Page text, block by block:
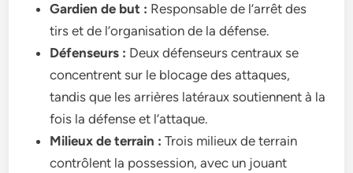
Gardien de but : Responsable de l’arrêt des
tirs et de l’organisation de la défense.
Défenseurs : Deux défenseurs centraux se
concentrent sur le blocage des attaques,
tandis que les arrières latéraux soutiennent à la
fois la défense et l’attaque.
Milieux de terrain : Trois milieux de terrain
contrôlent la possession, avec un jouant